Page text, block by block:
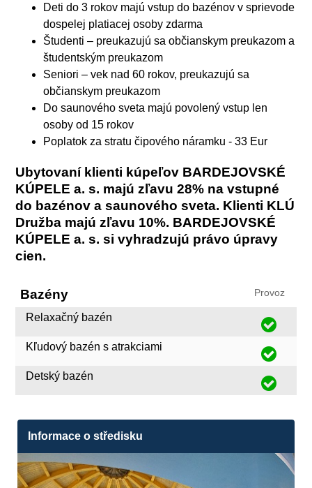
Deti do 3 rokov majú vstup do bazénov v sprievode
dospelej platiacej osoby zdarma
Študenti – preukazujú sa občianskym preukazom a
študentským preukazom
Seniori – vek nad 60 rokov, preukazujú sa
občianskym preukazom
Do saunového sveta majú povolený vstup len
osoby od 15 rokov
Poplatok za stratu čipového náramku - 33 Eur
Ubytovaní klienti kúpeľov BARDEJOVSKÉ
KÚPELE a. s. majú zľavu 28% na vstupné
do bazénov a saunového sveta. Klienti KLÚ
Družba majú zľavu 10%. BARDEJOVSKÉ
KÚPELE a. s. si vyhradzujú právo úpravy
cien.
Bazény Provoz
Relaxačný bazén
Kľudový bazén s atrakciami
Detský bazén
Informace o středisku